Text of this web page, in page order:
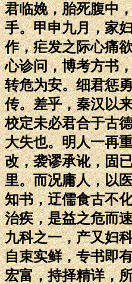
君临娩，胎死腹中
手。甲申九月，家
作，疟发之际心痛
心诊问，博考方书
转危为安。细君惩
传。差乎，秦汉以
校定未必君合于古
大失也。明人一再
改，袭谬承讹，固
里。而况庸人，以
知书，迂儒食古不
治疾，是益之危而
九科之一，产又妇
自束实鲜，专书即
宏富，持择精详，